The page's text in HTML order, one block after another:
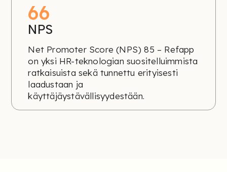
85
NPS
Net Promoter Score (NPS) 85 – Refapp
on yksi HR-teknologian suositelluimmista
ratkaisuista sekä tunnettu erityisesti
laadustaan ja
käyttäjäystävällisyydestään.